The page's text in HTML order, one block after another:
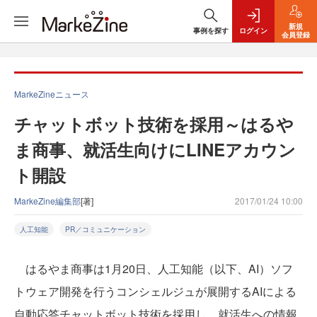
事例を探す ログイン
新規
会員登録
MarkeZineニュース
チャットボット技術を採用～はるや
ま商事、就活生向けにLINEアカウン
ト開設
MarkeZine編集部[著] 2017/01/24 10:00
人工知能 PR／コミュニケーション
はるやま商事は1月20日、人工知能（以下、AI）ソフ
トウェア開発を行うコンシェルジュが展開するAIによる